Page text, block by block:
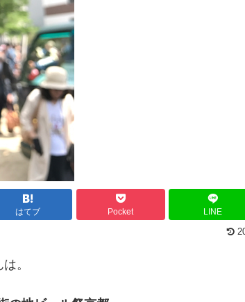
はてブ Pocket LINE
。